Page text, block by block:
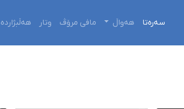
سەرەتا هەواڵ مافی مرۆڤ وتار هەڵبژاردە